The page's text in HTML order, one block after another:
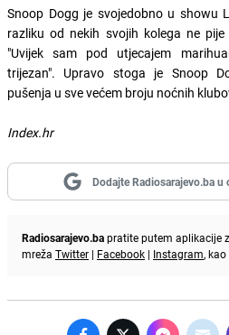
Snoop Dogg je svojedobno u showu
razliku od nekih svojih kolega ne
"Uvijek sam pod utjecajem
trijezan". Upravo stoga je Snoop
pušenja u sve većem broju noćnih
Index.hr
Dodajte Radiosarajevo.ba u
Radiosarajevo.bapratite putem aplikacije
mreža Twitter | Facebook | Instagram,